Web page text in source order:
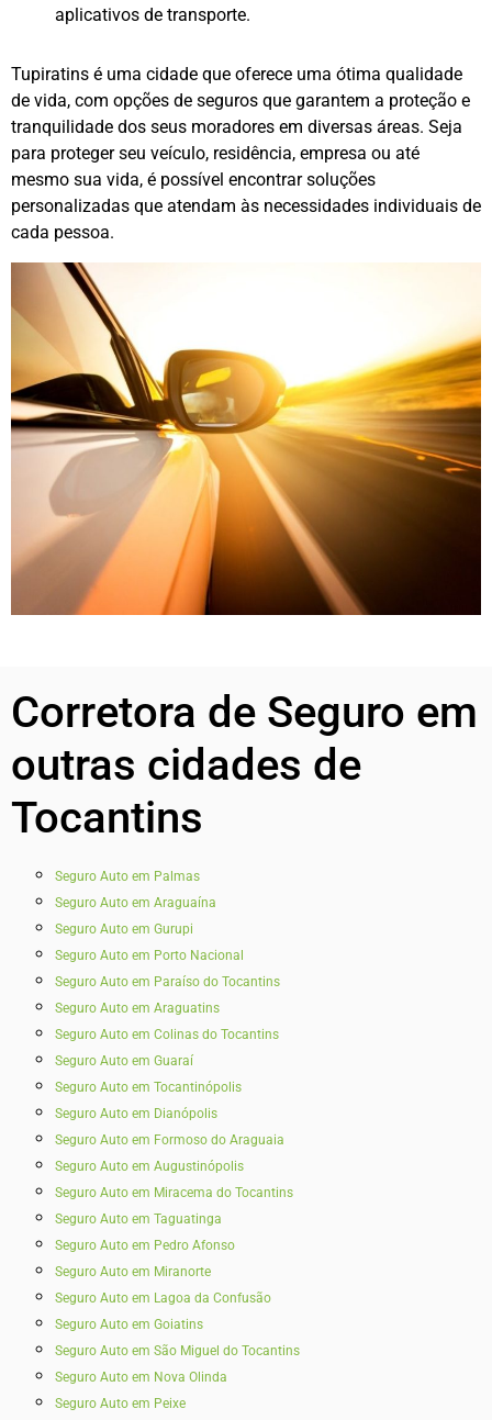
aplicativos de transporte.
Tupiratins é uma cidade que oferece uma ótima qualidade
de vida, com opções de seguros que garantem a proteção e
tranquilidade dos seus moradores em diversas áreas. Seja
para proteger seu veículo, residência, empresa ou até
mesmo sua vida, é possível encontrar soluções
personalizadas que atendam às necessidades individuais de
cada pessoa.
Corretora de Seguro em
outras cidades de
Tocantins
Seguro Auto em Palmas
Seguro Auto em Araguaína
Seguro Auto em Gurupi
Seguro Auto em Porto Nacional
Seguro Auto em Paraíso do Tocantins
Seguro Auto em Araguatins
Seguro Auto em Colinas do Tocantins
Seguro Auto em Guaraí
Seguro Auto em Tocantinópolis
Seguro Auto em Dianópolis
Seguro Auto em Formoso do Araguaia
Seguro Auto em Augustinópolis
Seguro Auto em Miracema do Tocantins
Seguro Auto em Taguatinga
Seguro Auto em Pedro Afonso
Seguro Auto em Miranorte
Seguro Auto em Lagoa da Confusão
Seguro Auto em Goiatins
Seguro Auto em São Miguel do Tocantins
Seguro Auto em Nova Olinda
Seguro Auto em Peixe